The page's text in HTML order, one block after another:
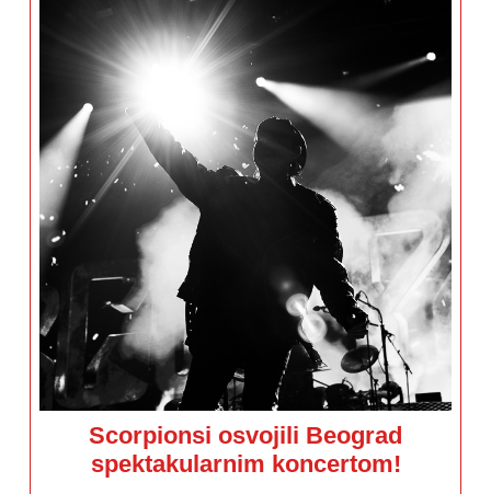
Scorpionsi osvojili Beograd
spektakularnim koncertom!Scorpionsi
osvojili